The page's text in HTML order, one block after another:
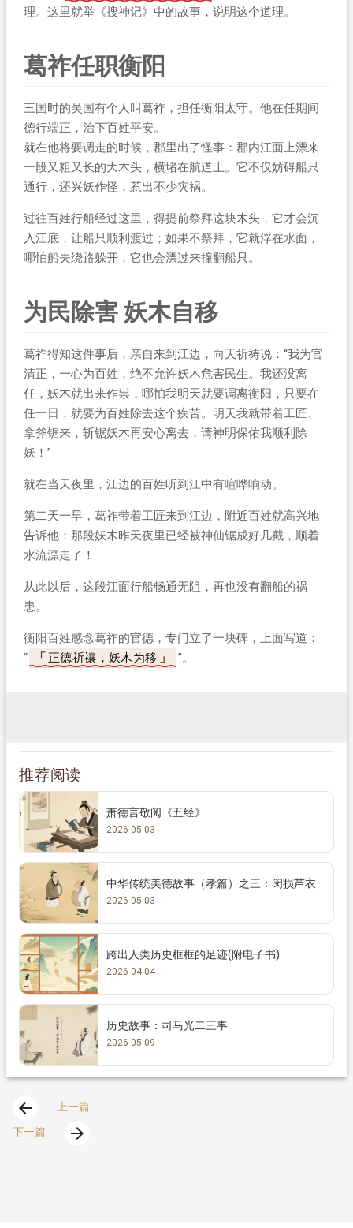
理。这里就举《搜神记》中的故事，说明这个道理。
葛祚任职衡阳
三国时的吴国有个人叫葛祚，担任衡阳太守。他在任期间
德行端正，治下百姓平安。
就在他将要调走的时候，郡里出了怪事：郡内江面上漂来
一段又粗又长的大木头，横堵在航道上。它不仅妨碍船只
通行，还兴妖作怪，惹出不少灾祸。
过往百姓行船经过这里，得提前祭拜这块木头，它才会沉
入江底，让船只顺利渡过；如果不祭拜，它就浮在水面，
哪怕船夫绕路躲开，它也会漂过来撞翻船只。
为民除害 妖木自移
葛祚得知这件事后，亲自来到江边，向天祈祷说：“我为官
清正，一心为百姓，绝不允许妖木危害民生。我还没离
任，妖木就出来作祟，哪怕我明天就要调离衡阳，只要在
任一日，就要为百姓除去这个疾苦。明天我就带着工匠、
拿斧锯来，斩锯妖木再安心离去，请神明保佑我顺利除
妖！”
就在当天夜里，江边的百姓听到江中有喧哗响动。
第二天一早，葛祚带着工匠来到江边，附近百姓就高兴地
告诉他：那段妖木昨天夜里已经被神仙锯成好几截，顺着
水流漂走了！
从此以后，这段江面行船畅通无阻，再也没有翻船的祸
患。
衡阳百姓感念葛祚的官德，专门立了一块碑，上面写道：
“
正德祈禳，妖木为移 ”。
推荐阅读
萧德言敬阅《五经》
2026-05-03
中华传统美德故事（孝篇）之三：闵损芦衣
2026-05-03
跨出人类历史框框的足迹(附电子书)
2026-04-04
历史故事：司马光二三事
2026-05-09
arrow_back
上一篇
下一篇
arrow_forward